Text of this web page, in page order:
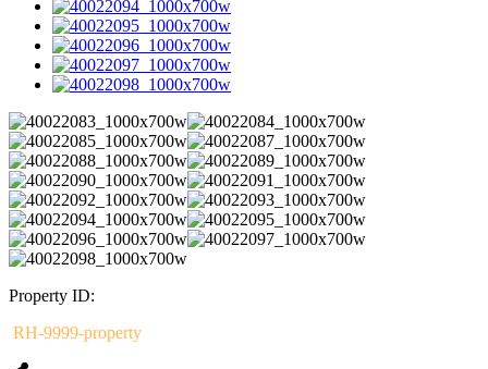
Property ID:
RH-9999-property